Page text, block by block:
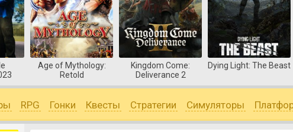
Age of Mythology:
Retold
Kingdom Come:
Deliverance 2
Dying Light: The Beast
RPG Гонки Квесты Стратегии Симуляторы